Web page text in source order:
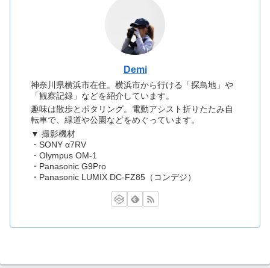
Demi
神奈川県横浜市在住。横浜市から行ける「探鳥地」や
「観察記録」などを紹介しています。
趣味は散歩とポタリング。電動アシスト折りたたみ自
転車で、緑道や公園などをめぐっています。
▼ 撮影機材
・SONY α7RV
・Olympus OM-1
・Panasonic G9Pro
・Panasonic LUMIX DC-FZ85（コンデジ）